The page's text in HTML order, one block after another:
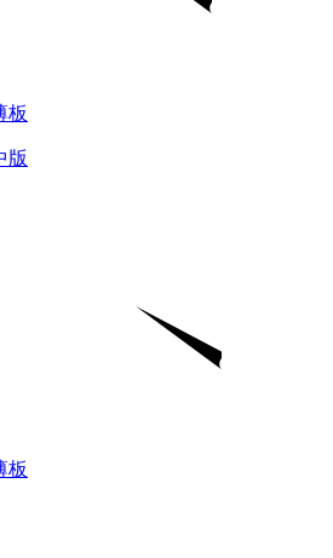
板
版
板